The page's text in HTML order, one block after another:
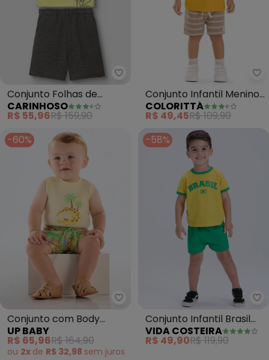
Carinhoso - Conjunto Folhas
Conjunto Folhas de
Bananeira Menino
(Amarelo)
CARINHOSO
R$ 55,96R$ 159,90
Conjunto Infantil Menino
Sunshine Relevo
(Amarelo)
COLORITTÁ
R$ 49,45R$ 109,90
-60%
Up Baby - Conjunto com Body
Conjunto com Body
Regata e Bermuda
(Amarelo)
UP BABY
R$ 65,96R$ 164,90
ou 2x de R$ 32,98 sem juros
-58%
Conjunto Infantil Brasil
Copa Verão (Amarelo)
VIDA COSTEIRA
R$ 49,90R$ 119,90